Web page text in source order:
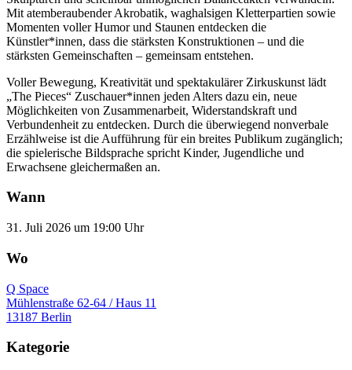
Mit atemberaubender Akrobatik, waghalsigen Kletterpartien sowie
Momenten voller Humor und Staunen entdecken die
Künstler*innen, dass die stärksten Konstruktionen – und die
stärksten Gemeinschaften – gemeinsam entstehen.
Voller Bewegung, Kreativität und spektakulärer Zirkuskunst lädt
„The Pieces“ Zuschauer*innen jeden Alters dazu ein, neue
Möglichkeiten von Zusammenarbeit, Widerstandskraft und
Verbundenheit zu entdecken. Durch die überwiegend nonverbale
Erzählweise ist die Aufführung für ein breites Publikum zugänglich;
die spielerische Bildsprache spricht Kinder, Jugendliche und
Erwachsene gleichermaßen an.
Wann
31. Juli 2026 um 19:00 Uhr
Wo
Q Space
Mühlenstraße 62-64 / Haus 11
13187 Berlin
Kategorie